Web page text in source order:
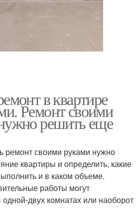
в квартире
Ремонт своими
решить еще
ремонт своими руками нужно
квартиры и определить, какие
и в каком объеме.
работы могут
одной-двух комнатах или наоборот